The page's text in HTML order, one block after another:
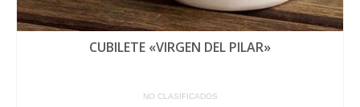
CUBILETE «VIRGEN DEL PILAR»
NO CLASIFICADOS